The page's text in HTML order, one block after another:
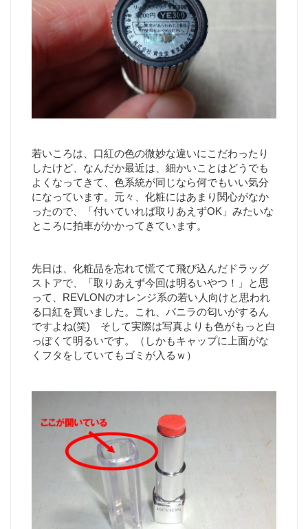
若いころは、口紅の色の微妙な違いにこだわったり
したけど、なんだか最近は、細かいことはどうでも
よくなってきて、色系統が同じなら何でもいい気分
になっています。元々、化粧にはあまり関心がなか
ったので、「付いていれば取りあえずOK」みたいな
ところに拍車がかかってきています。
先日は、化粧品を忘れて慌てて飛び込んだドラッグ
ストアで、「取りあえず今回は明るいやつ！」と思
って、REVLONのオレンジ系の若い人向けと思われ
る口紅を買いました。これ、バニラの匂いがするん
ですよね(笑) そして実際は写真よりも色がもっと白
っぽくて明るいです。（しかもキャップに上面がな
くフタをしていてもゴミが入るｗ）